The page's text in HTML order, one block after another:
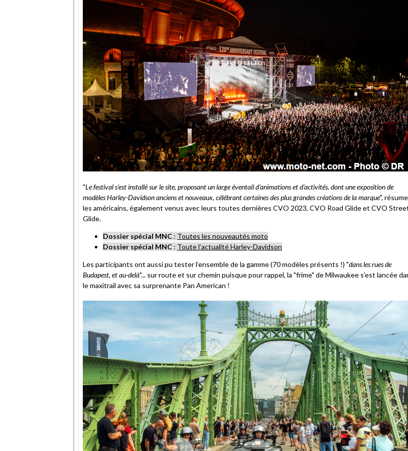
"Le festival s’est installé sur le site, proposant un large éventail d'animations et d'activités, dont une exposition de
modèles Harley-Davidson anciens et nouveaux, célébrant certaines des plus grandes créations de la marque",
les américains, également venus avec leurs toutes dernières CVO 2023, CVO Road Glide et CVO
Glide.
Dossier spécial MNC : Toutes les nouveautés moto
Dossier spécial MNC : Toute l’actualité Harley-Davidson
Les participants ont aussi pu tester l’ensemble de la gamme (70 modèles présents !) "dans les rues de
Budapest, et au-delà"... sur route et sur chemin puisque pour rappel, la "frime" de Milwaukee s’est lancée
le maxitrail avec sa surprenante Pan American !